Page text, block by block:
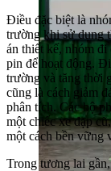
Điều đặc biệt là
trường khi sử dụng
án thiết kế, nhóm
pin để hoạt động.
trường và tăng thời
cũng là cách giảm
phân tích. Các bộ
một chiếc xe đạp
một cách bền vững
Trong tương lai